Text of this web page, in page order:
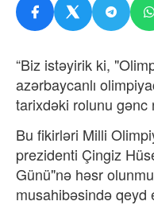
“Biz istəyirik ki,
azərbaycanlı
tarixdəki rolunu gənc
Bu fikirləri Milli
prezidenti Çingiz
Günü"nə həsr
musahibəsində qeyd